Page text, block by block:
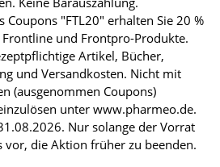
Coupons "FTL20" erhalten Sie 20 %
und Frontpro-Produkte.
Artikel, Bücher,
und Versandkosten. Nicht mit
(ausgenommen Coupons)
unter www.pharmeo.de.
Nur solange der Vorrat
vor, die Aktion früher zu beenden.